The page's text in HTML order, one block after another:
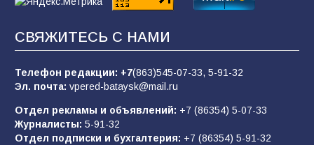
Батайчане вышли в финал Всероссийского
конкурса «Большая перемена»
Командовал боем до последнего: герой
Евгений Остапенко
СВЯЖИТЕСЬ С НАМИ
Телефон редакции: +7(863)545-07-33, 5-91-32
Эл. почта: vpered-bataysk@mail.ru
Отдел рекламы и объявлений: +7 (86354) 5-07-33
Журналисты: 5-91-32
Отдел подписки и бухгалтерия: +7 (86354) 5-91-32